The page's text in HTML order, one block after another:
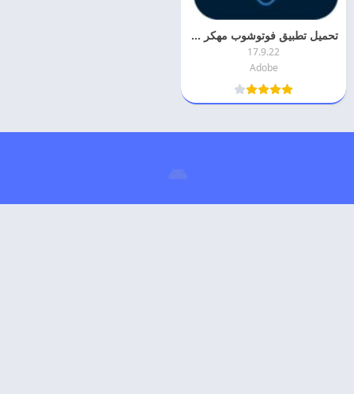
تحميل تطبيق فوتوشوب مهكر 2026 Adobe Photoshop Express للاندرويد
17.9.22
Adobe